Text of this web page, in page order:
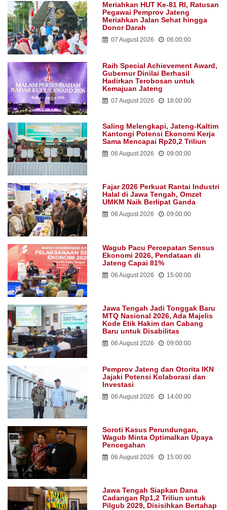
Meriahkan HUT Ke-81 RI, Ratusan
Pegawai Pemprov Jateng
Meriahkan Jalan Sehat hingga
Donor Darah
07 August 2026 06:00:00
Raih Special Achievement Award,
Gubernur Dinilai Berhasil
Hadirkan Terobosan untuk
Kemajuan Jateng
07 August 2026 18:00:00
Saling Melengkapi, Jateng-Kaltim
Kantongi Potensi Ekonomi Kerja
Sama Mencapai Rp20,2 Triliun
06 August 2026 09:00:00
Fajar 2026 Perkuat Rantai Industri
Halal di Jawa Tengah, Omzet
UMKM Naik Berlipat Ganda
06 August 2026 09:00:00
Wagub Pacu Percepatan Sensus
Ekonomi 2026, Pendataan di
Jateng Capai 81%
06 August 2026 15:00:00
Jawa Tengah Jadi Tonggak Baru
MTQ Nasional 2026, Ada Majelis
Kode Etik Hakim dan Cabang
Baru untuk Disabilitas
06 August 2026 09:00:00
Pemprov Jateng dan Otorita IKN
Jajaki Potensi Kolaborasi dan
Investasi
06 August 2026 14:00:00
Soroti Kasus Perundungan,
Wagub Minta Optimalkan Upaya
Pencegahan
06 August 2026 15:00:00
Jawa Tengah Siapkan Dana
Cadangan Rp1,2 Triliun untuk
Pilgub 2029, Disisihkan Bertahap